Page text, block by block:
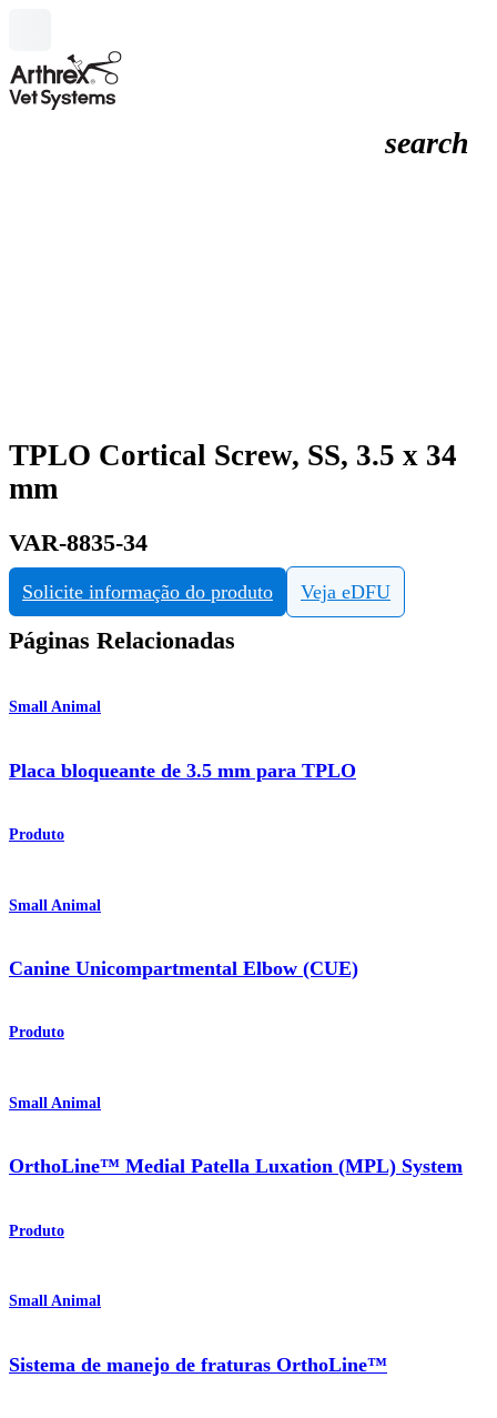
search
TPLO Cortical Screw, SS, 3.5 x 34
mm
VAR-8835-34
Solicite informação do produto Veja eDFU
Páginas Relacionadas
Small Animal
Placa bloqueante de 3.5 mm para TPLO
Produto
Small Animal
Canine Unicompartmental Elbow (CUE)
Produto
Small Animal
OrthoLine™ Medial Patella Luxation (MPL) System
Produto
Small Animal
Sistema de manejo de fraturas OrthoLine™